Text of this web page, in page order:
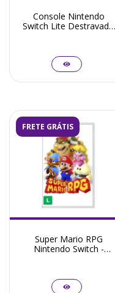
Console Nintendo
Switch Lite Destravado
FRETE GRÁTIS
Super Mario RPG
Nintendo Switch -